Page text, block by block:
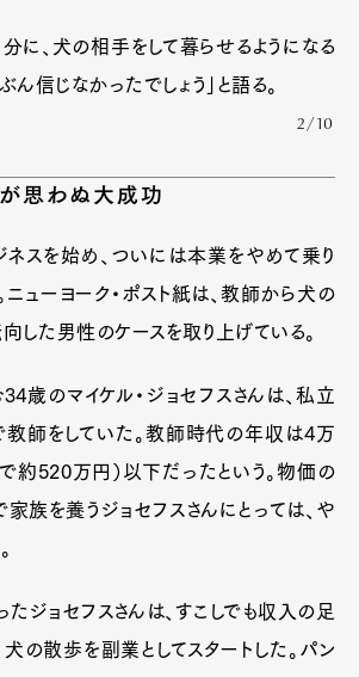
分に、犬の相手をして暮らせるようになる
ん信じなかったでしょう」と語る。
2/10
思わぬ大成功
ネスを始め、ついには本業をやめて乗り
ューヨーク・ポスト紙は、教師から犬の
した男性のケースを取り上げている。
歳のマイケル・ジョセフスさんは、私立
師をしていた。教師時代の年収は4万
で約520万円）以下だったという。物価の
族を養うジョセフスさんにとっては、や
ジョセフスさんは、すこしでも収入の足
の散歩を副業としてスタートした。パン